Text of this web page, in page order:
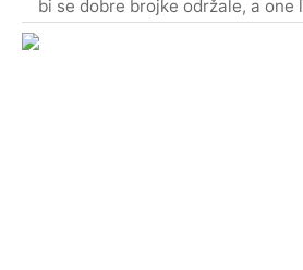
bi se dobre brojke održale, a one